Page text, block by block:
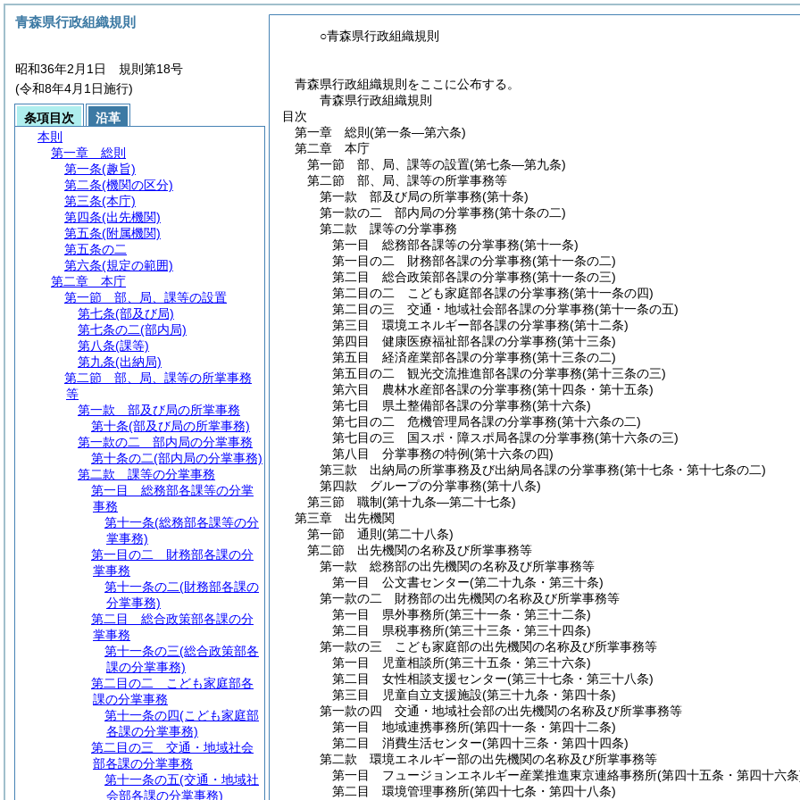
○青森県行政組織規則
青森県行政組織規則をここに公布する。
青森県行政組織規則
目次
第一章
総則 (第一条―第六条)
第二章
本庁
第一節
部、局、課等の設置(第七条―第九条)
第二節
部、局、課等の所掌事務等
第一款
部及び局の所掌事務(第十条)
第一款の二
部内局の分掌事務(第十条の二)
第二款
課等の分掌事務
第一目
総務部各課等の分掌事務(第十一条)
第一目の二
財務部各課の分掌事務(第十一条の二)
第二目
総合政策部各課の分掌事務(第十一条の三)
第二目の二
こども家庭部各課の分掌事務(第十一条の四)
第二目の三
交通・地域社会部各課の分掌事務(第十一条の五)
第三目
環境エネルギー部各課の分掌事務(第十二条)
第四目
健康医療福祉部各課の分掌事務(第十三条)
第五目
経済産業部各課の分掌事務(第十三条の二)
第五目の二
観光交流推進部各課の分掌事務(第十三条の三)
第六目
農林水産部各課の分掌事務(第十四条・第十五条)
第七目
県土整備部各課の分掌事務(第十六条)
第七目の二
危機管理局各課の分掌事務(第十六条の二)
第七目の三
国スポ・障スポ局各課の分掌事務(第十六条の三)
第八目
分掌事務の特例(第十六条の四)
第三款
出納局の所掌事務及び出納局各課の分掌事務(第十七条・第十七条の二)
第四款
グループの分掌事務(第十八条)
第三節
職制(第十九条―第二十七条)
第三章
出先機関
第一節
通則 (第二十八条)
第二節
出先機関の名称及び所掌事務等
第一款
総務部の出先機関の名称及び所掌事務等
第一目
公文書センター(第二十九条・第三十条)
第一款の二
財務部の出先機関の名称及び所掌事務等
第一目
県外事務所(第三十一条・第三十二条)
第二目
県税事務所(第三十三条・第三十四条)
第一款の三
こども家庭部の出先機関の名称及び所掌事務等
第一目
児童相談所(第三十五条・第三十六条)
第二目
女性相談支援センター(第三十七条・第三十八条)
第三目
児童自立支援施設(第三十九条・第四十条)
第一款の四
交通・地域社会部の出先機関の名称及び所掌事務等
第一目
地域連携事務所(第四十一条・第四十二条)
第二目
消費生活センター(第四十三条・第四十四条)
第二款
環境エネルギー部の出先機関の名称及び所掌事務等
第一目
フュージョンエネルギー産業推進東京連絡事務所(第四十五条・第四十六
第二目
環境管理事務所(第四十七条・第四十八条)
青森県行政組織規則
昭和36年2月1日 規則第18号
(令和8年4月1日施行)
条項目次
沿革
本則
第一章
総則
第一条(趣旨)
第二条(機関の区分)
第三条(本庁)
第四条(出先機関)
第五条(附属機関)
第五条の二
第六条(規定の範囲)
第二章
本庁
第一節
部、局、課等の設置
第七条(部及び局)
第七条の二(部内局)
第八条(課等)
第九条(出納局)
第二節
部、局、課等の所掌事務
等
第一款
部及び局の所掌事務
第十条(部及び局の所掌事務)
第一款の二
部内局の分掌事務
第十条の二(部内局の分掌事務)
第二款
課等の分掌事務
第一目
総務部各課等の分掌
事務
第十一条(総務部各課等の分
掌事務)
第一目の二
財務部各課の分
掌事務
第十一条の二(財務部各課の
分掌事務)
第二目
総合政策部各課の分
掌事務
第十一条の三(総合政策部各
課の分掌事務)
第二目の二
こども家庭部各
課の分掌事務
第十一条の四(こども家庭部
各課の分掌事務)
第二目の三
交通・地域社会
部各課の分掌事務
第十一条の五(交通・地域社
会部各課の分掌事務)